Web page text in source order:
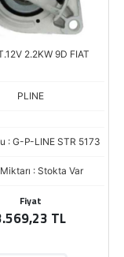
2.2KW 9D FIAT
PLINE
: G-P-LINE STR 5173
: Stokta Var
Fiyat
TL